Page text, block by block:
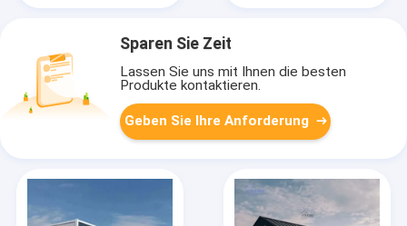
Sparen Sie Zeit
Lassen Sie uns mit Ihnen die besten
Produkte kontaktieren.
Geben Sie Ihre Anforderung